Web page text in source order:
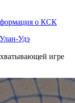
о КСК
Удэ
игре